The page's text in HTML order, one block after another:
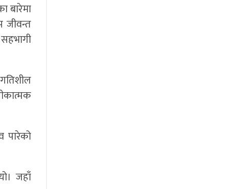
बारेमा
जीवन्त
पारेको
जहाँ